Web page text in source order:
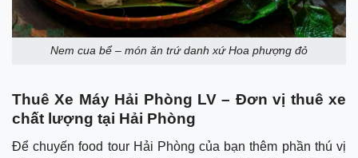
Nem cua bể – món ăn trứ danh xứ Hoa phượng đỏ
Thuê Xe Máy Hải Phòng LV – Đơn vị thuê xe
chất lượng tại Hải Phòng
Để chuyến food tour Hải Phòng của bạn thêm phần thú vị